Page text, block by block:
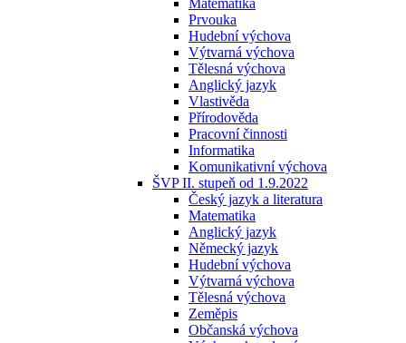
Matematika
Prvouka
Hudební výchova
Výtvarná výchova
Tělesná výchova
Anglický jazyk
Vlastivěda
Přírodověda
Pracovní činnosti
Informatika
Komunikativní výchova
ŠVP II. stupeň od 1.9.2022
Český jazyk a literatura
Matematika
Anglický jazyk
Německý jazyk
Hudební výchova
Výtvarná výchova
Tělesná výchova
Zeměpis
Občanská výchova